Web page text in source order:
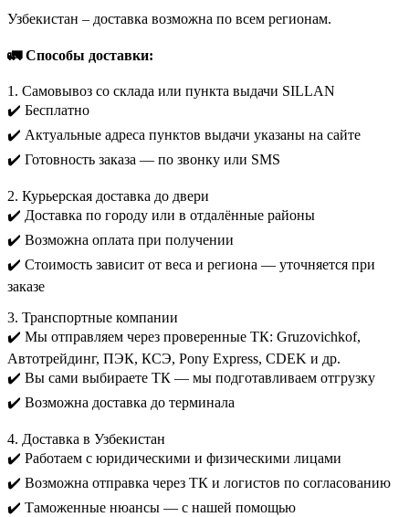
Узбекистан – доставка возможна по всем регионам.
🚛 Способы доставки:
1. Самовывоз со склада или пункта выдачи SILLAN
✔️ Бесплатно
✔️ Актуальные адреса пунктов выдачи указаны на сайте
✔️ Готовность заказа — по звонку или SMS
2. Курьерская доставка до двери
✔️ Доставка по городу или в отдалённые районы
✔️ Возможна оплата при получении
✔️ Стоимость зависит от веса и региона — уточняется при
заказе
3. Транспортные компании
✔️ Мы отправляем через проверенные ТК: Gruzovichkof,
Автотрейдинг, ПЭК, КСЭ, Pony Express, CDEK и др.
✔️ Вы сами выбираете ТК — мы подготавливаем отгрузку
✔️ Возможна доставка до терминала
4. Доставка в Узбекистан
✔️ Работаем с юридическими и физическими лицами
✔️ Возможна отправка через ТК и логистов по согласованию
✔️ Таможенные нюансы — с нашей помощью